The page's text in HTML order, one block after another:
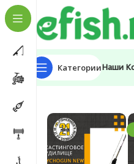
Категории Наши
Главная Удилища